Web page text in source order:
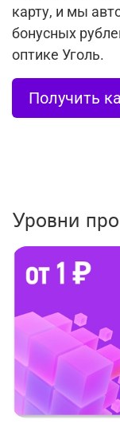
карту, и мы
бонусных
оптике Уголь.
Получить
Уровни